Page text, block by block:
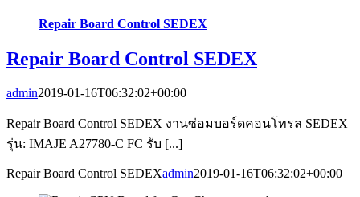
Repair Board Control SEDEX
Repair Board Control SEDEX
admin2019-01-16T06:32:02+00:00
Repair Board Control SEDEX งานซ่อมบอร์ดคอนโทรล SEDEX
รุ่น: IMAJE A27780-C FC รับ [...]
Repair Board Control SEDEXadmin2019-01-16T06:32:02+00:00